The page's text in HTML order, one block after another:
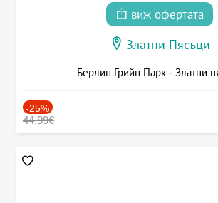
виж офертата
Златни Пясъци
Берлин Грийн Парк - Златни
-25%
44.99€